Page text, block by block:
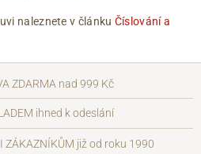
naleznete v článku Číslování a
ZDARMA nad 999 Kč
ihned k odeslání
ZÁKAZNÍKŮM již od roku 1990